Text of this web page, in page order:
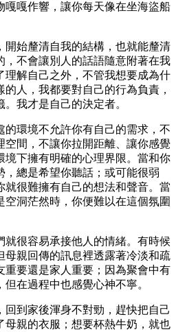
嘎嘎作響，讓你每天像在坐海盜船
開始釐清自我的結構，也就能釐清
，不會讓別人的話語隨意附著在我
理解自己之外，不管我想要成為什
人，我都要對自己的行為負責，
我才是自己的決定者。
的環境不允許你有自己的需求，不
空間，不讓你拉開距離、讓你感覺
境下擁有明確的心理界限。當和你
，總是希望你聽話；或可能很弱
就很難擁有自己的想法和聲音。當
洞茫然時，你便難以在這個氛圍
就很容易承接他人的情緒。有時候
母親回傳的訊息裡透露著冷淡和疏
重要還是家人重要；因為聚會中有
在過程中也感覺心神不寧。
到家後渾身不對勁，趕快把自己
母親的衣服；想要杯熱牛奶，就也